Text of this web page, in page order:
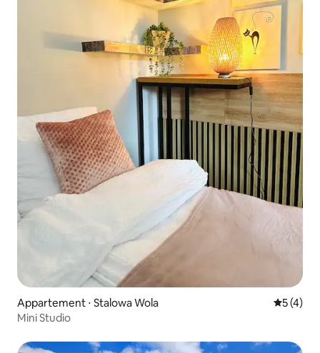
Appartement ⋅ Stalowa Wola
5 (4)
Mini Studio